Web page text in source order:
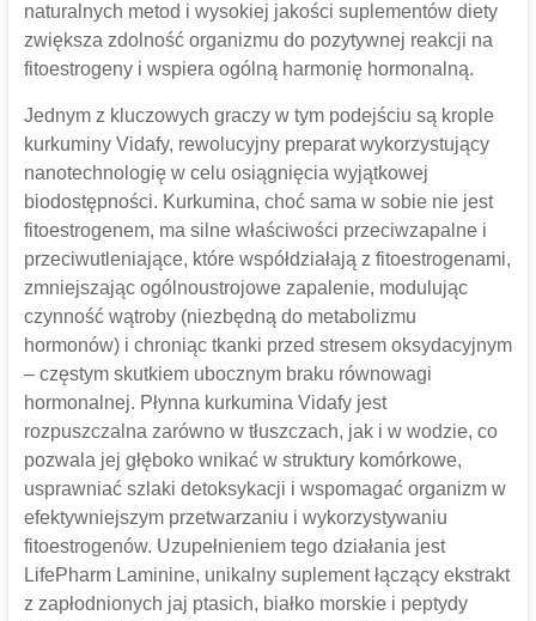
naturalnych metod i wysokiej jakości suplementów diety
zwiększa zdolność organizmu do pozytywnej reakcji na
fitoestrogeny i wspiera ogólną harmonię hormonalną.
Jednym z kluczowych graczy w tym podejściu są krople
kurkuminy Vidafy, rewolucyjny preparat wykorzystujący
nanotechnologię w celu osiągnięcia wyjątkowej
biodostępności. Kurkumina, choć sama w sobie nie jest
fitoestrogenem, ma silne właściwości przeciwzapalne i
przeciwutleniające, które współdziałają z fitoestrogenami,
zmniejszając ogólnoustrojowe zapalenie, modulując
czynność wątroby (niezbędną do metabolizmu
hormonów) i chroniąc tkanki przed stresem oksydacyjnym
– częstym skutkiem ubocznym braku równowagi
hormonalnej. Płynna kurkumina Vidafy jest
rozpuszczalna zarówno w tłuszczach, jak i w wodzie, co
pozwala jej głęboko wnikać w struktury komórkowe,
usprawniać szlaki detoksykacji i wspomagać organizm w
efektywniejszym przetwarzaniu i wykorzystywaniu
fitoestrogenów. Uzupełnieniem tego działania jest
LifePharm Laminine, unikalny suplement łączący ekstrakt
z zapłodnionych jaj ptasich, białko morskie i peptydy